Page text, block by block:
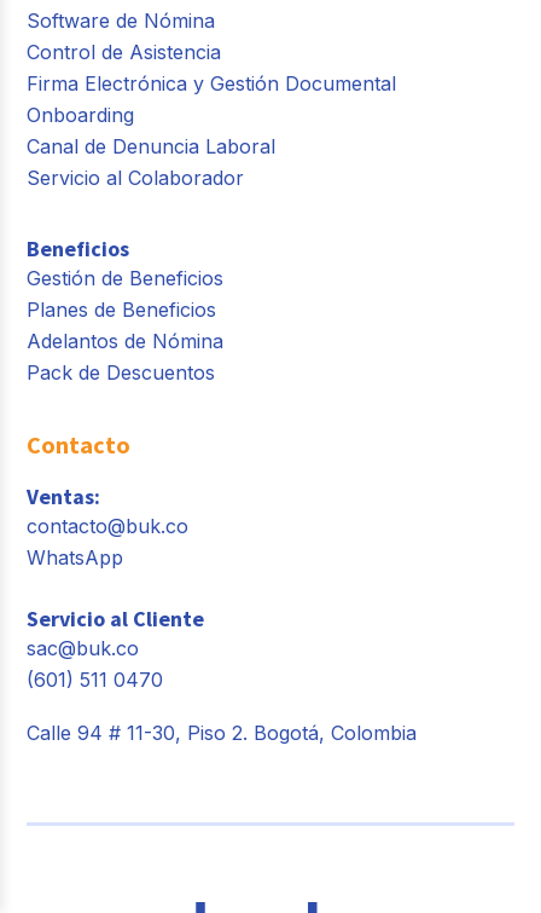
Software de Nómina
Control de Asistencia
Firma Electrónica y Gestión Documental
Onboarding
Canal de Denuncia Laboral
Servicio al Colaborador
Beneficios
Gestión de Beneficios
Planes de Beneficios
Adelantos de Nómina
Pack de Descuentos
Contacto
Ventas:
contacto@buk.co
WhatsApp
Servicio al Cliente
sac@buk.co
(601) 511 0470
Calle 94 # 11-30, Piso 2. Bogotá, Colombia